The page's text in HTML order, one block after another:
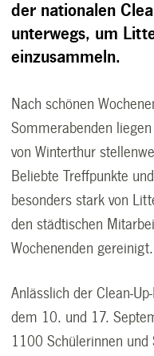
der nationalen
unterwegs, um
einzusammeln.
Nach schönen
Sommerabenden
von Winterthur
Beliebte Treffpunkte
besonders stark von
den städtischen
Wochenenden gereinigt.
Anlässlich der Clean-
dem 10. und 17.
1100 Schülerinnen